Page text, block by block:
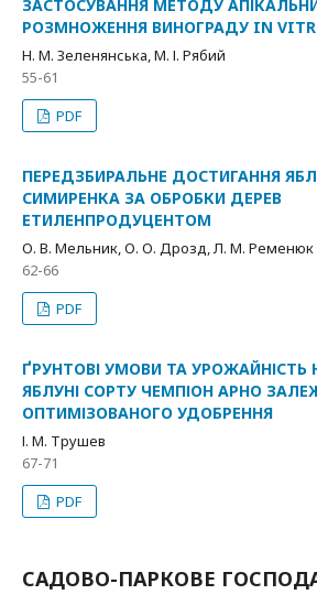
ЗАСТОСУВАННЯ МЕТОДУ
РОЗМНОЖЕННЯ ВИНОГРАДУ IN
Н. М. Зеленянська, М. І. Рябий
55-61
PDF
ПЕРЕДЗБИРАЛЬНЕ ДОСТИГАННЯ
СИМИРЕНКА ЗА ОБРОБКИ ДЕРЕВ
ЕТИЛЕНПРОДУЦЕНТОМ
О. В. Мельник, О. О. Дрозд, Л. М. Ременюк
62-66
PDF
ҐРУНТОВІ УМОВИ ТА
ЯБЛУНІ СОРТУ ЧЕМПІОН АРНО
ОПТИМІЗОВАНОГО УДОБРЕННЯ
І. М. Трушев
67-71
PDF
САДОВО-ПАРКОВЕ